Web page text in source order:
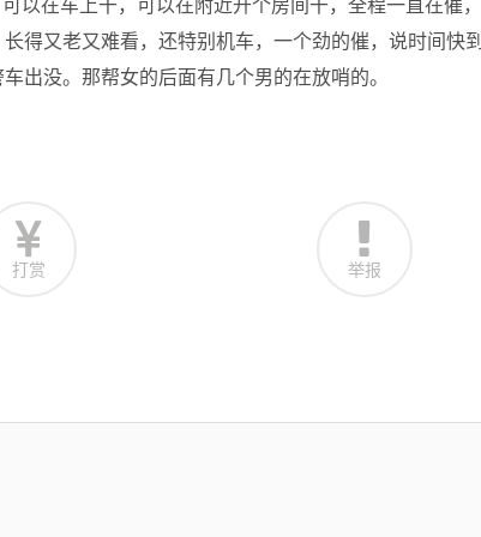
以在车上干，可以在附近开个房间干，全程一直在催
得又老又难看，还特别机车，一个劲的催，说时间快
出没。那帮女的后面有几个男的在放哨的。
打赏 举报